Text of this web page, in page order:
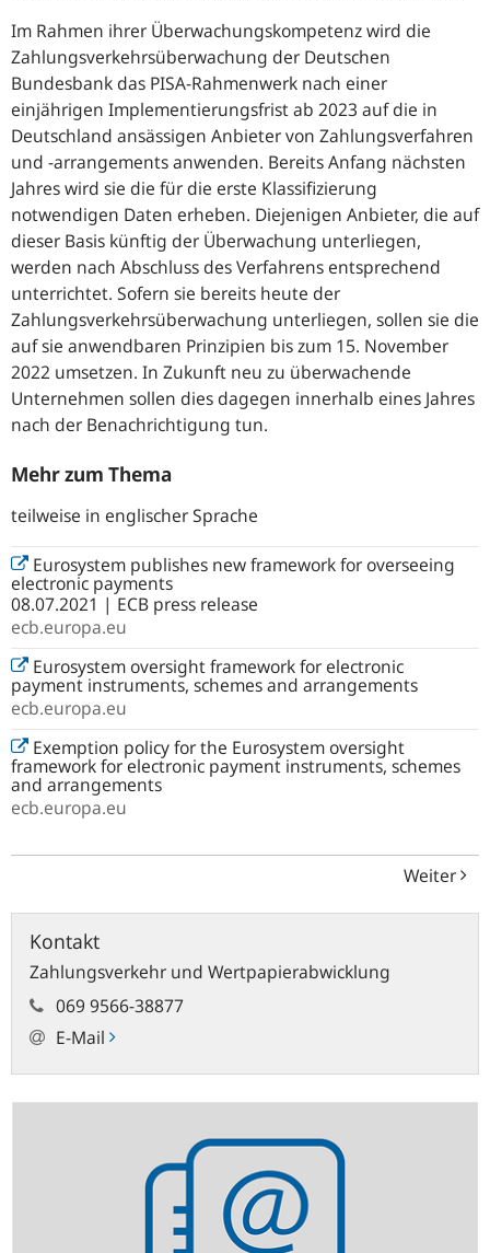
Im Rahmen ihrer Überwachungskompetenz wird die
Zahlungsverkehrsüberwachung der Deutschen
Bundesbank das PISA-Rahmenwerk nach einer
einjährigen Implementierungsfrist ab 2023 auf die in
Deutschland ansässigen Anbieter von Zahlungsverfahren
und -arrangements anwenden. Bereits Anfang nächsten
Jahres wird sie die für die erste Klassifizierung
notwendigen Daten erheben. Diejenigen Anbieter, die auf
dieser Basis künftig der Überwachung unterliegen,
werden nach Abschluss des Verfahrens entsprechend
unterrichtet. Sofern sie bereits heute der
Zahlungsverkehrsüberwachung unterliegen, sollen sie die
auf sie anwendbaren Prinzipien bis zum 15. November
2022 umsetzen. In Zukunft neu zu überwachende
Unternehmen sollen dies dagegen innerhalb eines Jahres
nach der Benachrichtigung tun.
Mehr zum Thema
teilweise in englischer Sprache
Eurosystem publishes new framework for overseeing
electronic payments
08.07.2021 | ECB press release
ecb.europa.eu
Eurosystem oversight framework for electronic
payment instruments, schemes and arrangements
ecb.europa.eu
Exemption policy for the Eurosystem oversight
framework for electronic payment instruments, schemes
and arrangements
ecb.europa.eu
Weiter
Kontakt
Zahlungsverkehr und Wertpapierabwicklung
069 9566-38877
E-Mail